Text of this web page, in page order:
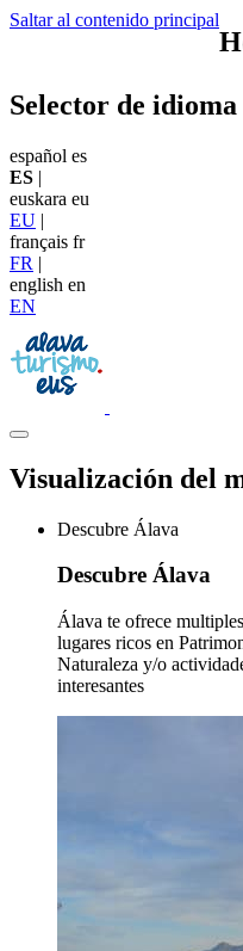
Saltar al contenido principal
Selector de idioma
español es
ES |
euskara eu
EU |
français fr
FR |
english en
EN
Visualización del
Descubre Álava
Descubre Álava
Álava te ofrece
lugares ricos en
Naturaleza y/o
interesantes